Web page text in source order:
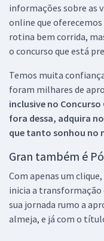
informações sobre as
online que oferecemos
rotina bem corrida,
o concurso que está
Temos muita
foram milhares de
inclusive no Concurso
fora dessa, adquira
que tanto sonhou no
Gran também é
Com apenas um
inicia a transformação
sua jornada rumo a
almeja, e já com o